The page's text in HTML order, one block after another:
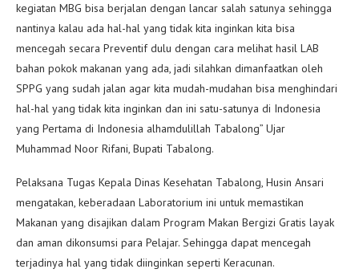
kegiatan MBG bisa berjalan dengan lancar salah satunya sehingga
nantinya kalau ada hal-hal yang tidak kita inginkan kita bisa
mencegah secara Preventif dulu dengan cara melihat hasil LAB
bahan pokok makanan yang ada, jadi silahkan dimanfaatkan oleh
SPPG yang sudah jalan agar kita mudah-mudahan bisa menghindari
hal-hal yang tidak kita inginkan dan ini satu-satunya di Indonesia
yang Pertama di Indonesia alhamdulillah Tabalong” Ujar
Muhammad Noor Rifani, Bupati Tabalong.
Pelaksana Tugas Kepala Dinas Kesehatan Tabalong, Husin Ansari
mengatakan, keberadaan Laboratorium ini untuk memastikan
Makanan yang disajikan dalam Program Makan Bergizi Gratis layak
dan aman dikonsumsi para Pelajar. Sehingga dapat mencegah
terjadinya hal yang tidak diinginkan seperti Keracunan.